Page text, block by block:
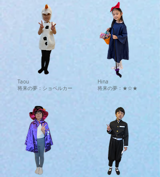
Taou
将来の夢：ショベルカー
Hina
将来の夢：★☆★